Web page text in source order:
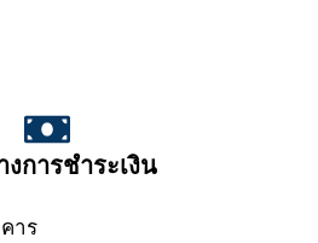
งการชำระเงิน
าร